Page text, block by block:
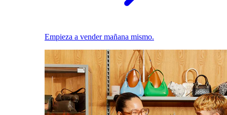
Empieza a vender mañana mismo.